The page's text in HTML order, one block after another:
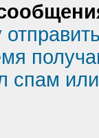
спам или